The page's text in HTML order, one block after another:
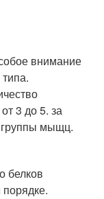
внимание
3 до 5. за
группы мыщц.
белков